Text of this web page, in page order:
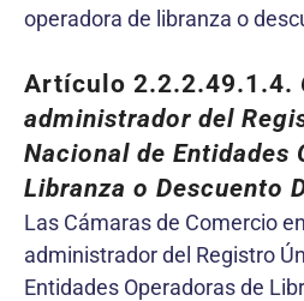
operadora de libranza o
Artículo 2.2.2.49.1.4.
administrador del
Nacional de Entidades
Libranza o Descuento
Las Cámaras de Comercio
administrador del Registro
Entidades Operadoras de